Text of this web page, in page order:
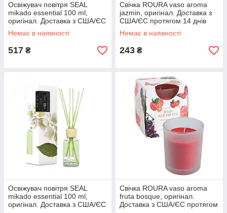
Освіжувач повітря SEAL
mikado essential 100 ml,
оригінал. Доставка з США/ЄС
протягом 14 днів
Немає в наявності
517 ₴
Свічка ROURA vaso aroma
jazmin, оригінал. Доставка з
США/ЄС протягом 14 днів
Немає в наявності
243 ₴
Освіжувач повітря SEAL
mikado essential 100 ml,
оригінал. Доставка з США/ЄС
Свічка ROURA vaso aroma
fruta bosque, оригінал.
Доставка з США/ЄС протягом